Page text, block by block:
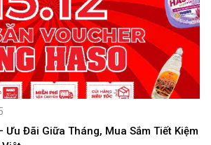
Ưu Đãi Giữa Tháng, Mua Sắm Tiết Kiệm